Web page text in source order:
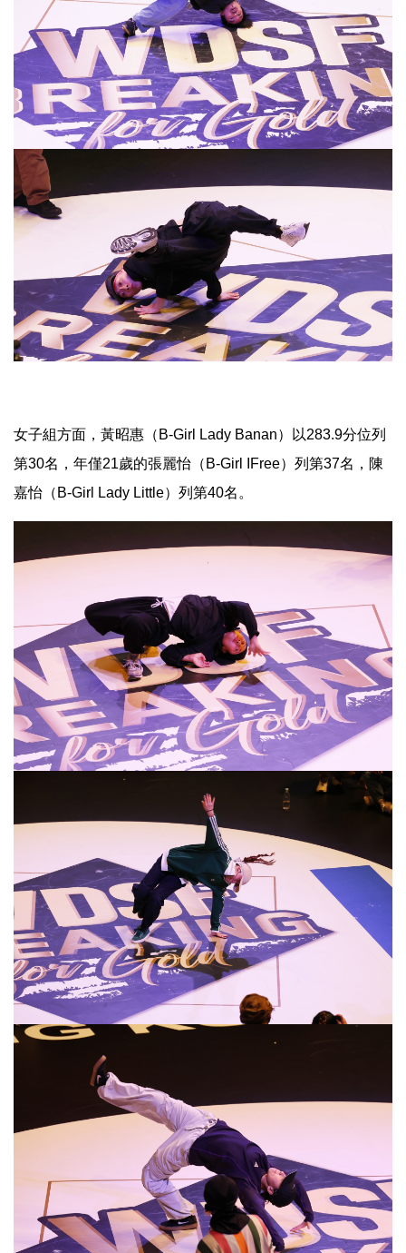
女子組方面，黃昭惠（B-Girl Lady Banan）以283.9分位列
第30名，年僅21歲的張麗怡（B-Girl IFree）列第37名，陳
嘉怡（B-Girl Lady Little）列第40名。